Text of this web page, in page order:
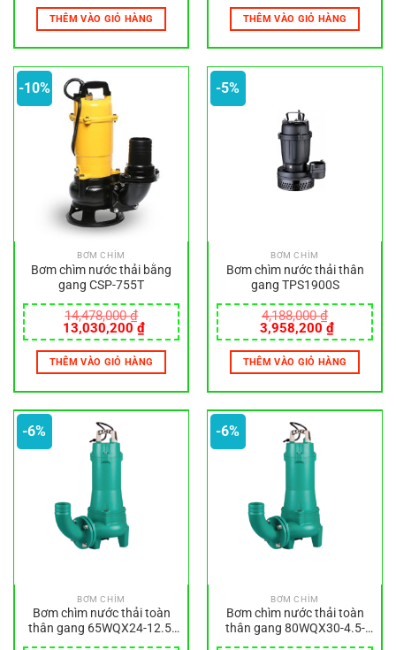
là:
13,010,000 ₫.
tại
là:
11,709,000 ₫.
THÊM VÀO GIỎ HÀNG
là:
14,162,000 ₫.
tại
là:
THÊM VÀO GIỎ HÀNG
-10%
BƠM CHÌM
Bơm chìm nước thải bằng
gang CSP-755T
14,478,000₫
Giá
gốc
là:
14,478,000 ₫.
13,030,200 ₫Giá
hiện
tại
là:
13,030,200 ₫.
THÊM VÀO GIỎ HÀNG
-5%
BƠM CHÌM
Bơm chìm nước thải thân
gang TPS1900S
4,188,000₫
Giá
gốc
là:
4,188,000 ₫.
3,958,200 ₫Giá
hiện
tại
là:
THÊM VÀO GIỎ HÀNG
-6%
BƠM CHÌM
Bơm chìm nước thải toàn
thân gang 65WQX24-12.5-
-6%
BƠM CHÌM
Bơm chìm nước thải toàn
thân gang 80WQX30-4.5-